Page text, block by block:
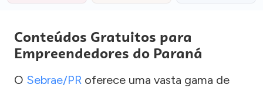
Conteúdos Gratuitos para
Empreendedores do Paraná
O Sebrae/PR oferece uma vasta gama de